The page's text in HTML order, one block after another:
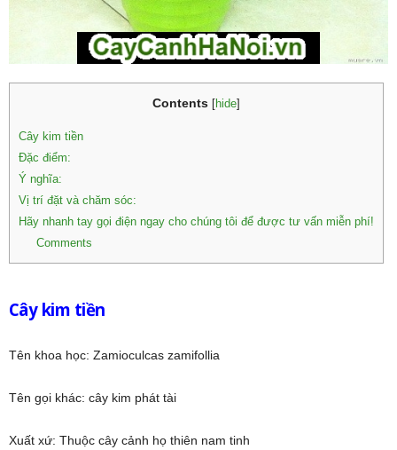
Contents hide
Cây kim tiền
Đặc điểm:
Ý nghĩa:
Vị trí đặt và chăm sóc:
Hãy nhanh tay gọi điện ngay cho chúng tôi để được tư vấn miễn phí!
Comments
Cây kim tiền
Tên khoa học: Zamioculcas zamifollia
Tên gọi khác: cây kim phát tài
Xuất xứ: Thuộc cây cảnh họ thiên nam tinh